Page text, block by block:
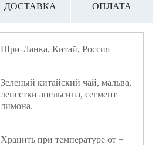
ДОСТАВКА ОПЛАТА
Шри-Ланка, Китай, Россия
Зеленый китайский чай, мальва,
лепестки апельсина, сегмент
лимона.
Хранить при температуре от +